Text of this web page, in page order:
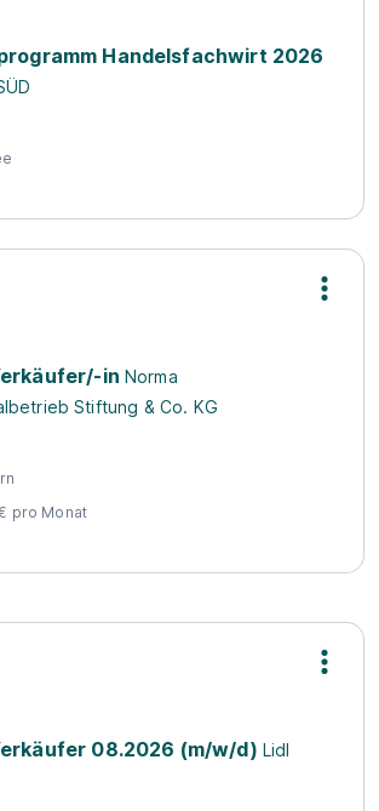
Handelsfachwirt 2026
in Norma
Stiftung & Co. KG
pro Monat
08.2026 (m/w/d) Lidl